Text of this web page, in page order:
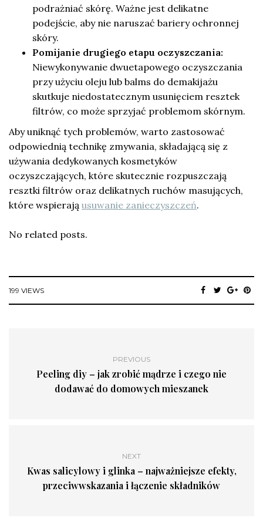
podrażniać skórę. Ważne jest delikatne
podejście, aby nie naruszać bariery ochronnej
skóry.
Pomijanie drugiego etapu oczyszczania:
Niewykonywanie dwuetapowego oczyszczania
przy użyciu oleju lub balms do demakijażu
skutkuje niedostatecznym usunięciem resztek
filtrów, co może sprzyjać problemom skórnym.
Aby uniknąć tych problemów, warto zastosować
odpowiednią technikę zmywania, składającą się z
używania dedykowanych kosmetyków
oczyszczających, które skutecznie rozpuszczają
resztki filtrów oraz delikatnych ruchów masujących,
które wspierają usuwanie zanieczyszczeń.
No related posts.
199 VIEWS
PREVIOUS
Peeling diy – jak zrobić mądrze i czego nie
dodawać do domowych mieszanek
NEXT
Kwas salicylowy i glinka – najważniejsze efekty,
przeciwwskazania i łączenie składników